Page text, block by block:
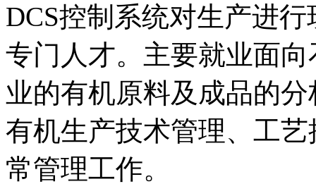
DCS控制系统对生产进
专门人才。主要就业面
业的有机原料及成品的
有机生产技术管理、工
常管理工作。